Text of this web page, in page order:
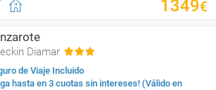
1349€
Diamar
de Viaje Incluido
hasta en 3 cuotas sin intereses! (Válido en